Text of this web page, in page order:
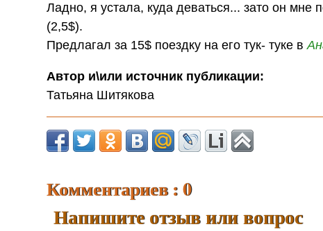
Ладно, я устала, куда деваться... зато он мне
(2,5$).
Предлагал за 15$ поездку на его тук- туке в
Автор и\или источник публикации:
Татьяна Шитякова
Комментариев : 0
Напишите отзыв или вопрос